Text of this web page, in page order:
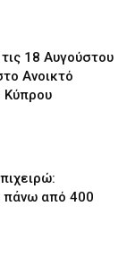
18 Αυγούστου
Ανοικτό
Κύπρου
πάνω από 400